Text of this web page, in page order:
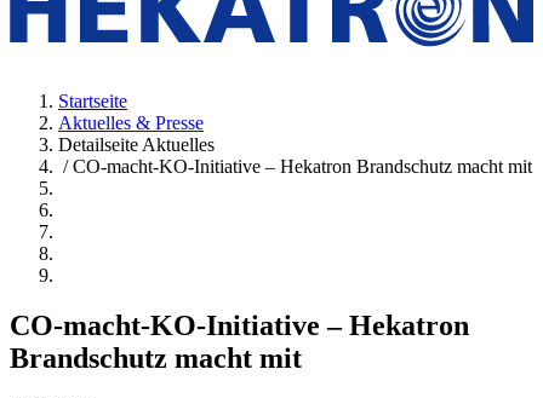
Startseite
Aktuelles & Presse
Detailseite Aktuelles
/ CO-macht-KO-Initiative – Hekatron Brandschutz macht mit
CO-macht-KO-Initiative – Hekatron
Brandschutz macht mit